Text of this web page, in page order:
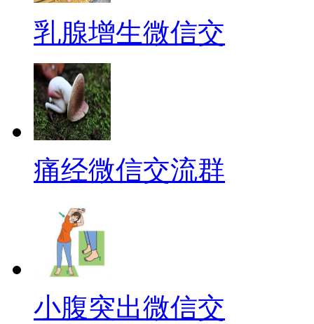
乳腺增生微信交
痛经微信交流群
小腹突出微信交